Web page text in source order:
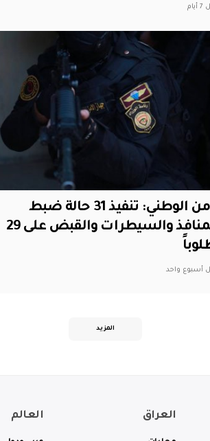
الأمن الوطني: تنفيذ 31 حالة ضبط
بالمنافذ والسيطرات والقبض على 29
أسبوع واحد
المزيد
العراق العالم